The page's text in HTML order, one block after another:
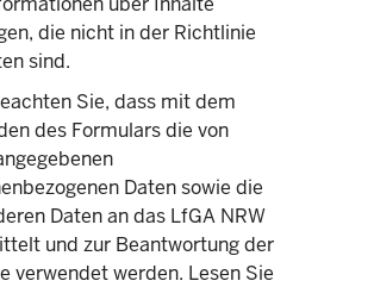
die nicht in der Richtlinie
sind.
Sie, dass mit dem
des Formulars die von
Daten sowie die
Daten an das LfGA NRW
und zur Beantwortung der
verwendet werden. Lesen Sie